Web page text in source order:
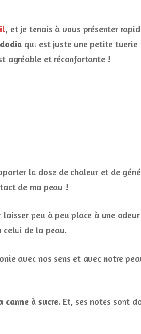
cet
hiver
, et je tenais à vous présenter
qui est juste une petite tuerie
agréable et réconfortante !
la dose de chaleur et de
de ma peau !
peu à peu place à une
celui de la peau.
avec nos sens et avec notre
canne à sucre. Et, ses notes sont